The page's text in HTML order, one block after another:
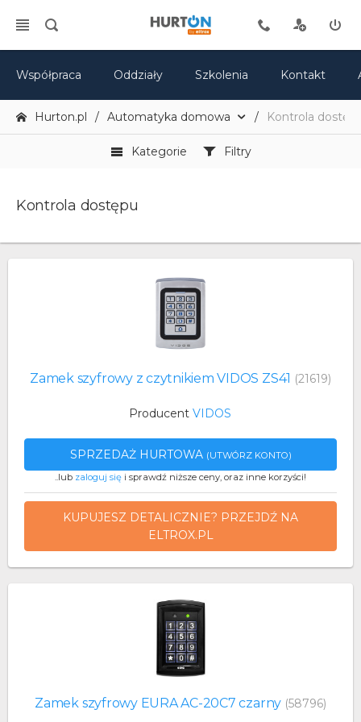
Współpraca Oddziały Szkolenia Kontakt
Hurton.pl Automatyka domowa Kontrola
Kategorie Filtry
Kontrola dostępu
Zamek szyfrowy z czytnikiem VIDOS ZS41 (21619)
ProducentVIDOS
SPRZEDAŻ HURTOWA (UTWÓRZ KONTO)
..lub zaloguj się i sprawdź niższe ceny, oraz inne korzyści!
KUPUJESZ DETALICZNIE? PRZEJDŹ NA
ELTROX.PL
Zamek szyfrowy EURA AC-20C7 czarny (58796)